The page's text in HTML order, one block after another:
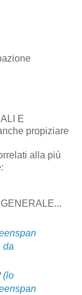
E
propiziare
alla più
da
(lo